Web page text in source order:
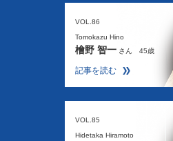
VOL.86
Tomokazu Hino
檜野 智一 さん 45歳
記事を読む
VOL.85
Hidetaka Hiramoto